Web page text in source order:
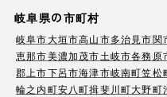
岐阜県の市町村
岐阜市大垣市高山市多治見市関
恵那市美濃加茂市土岐市各務原
郡上市下呂市海津市岐南町笠松
輪之内町安八町揖斐川町大野町